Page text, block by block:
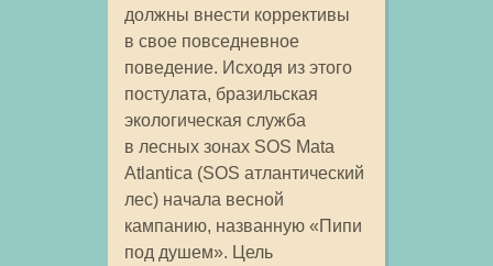
должны внести коррективы
в свое повседневное
поведение. Исходя из этого
постулата, бразильская
экологическая служба
в лесных зонах SOS Mata
Atlantica (SOS атлантический
лес) начала весной
кампанию, названную «Пипи
под душем». Цель